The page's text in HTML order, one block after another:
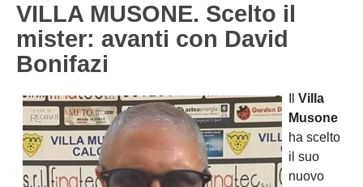
VILLA MUSONE. Scelto il
mister: avanti con David
Bonifazi
Villa
Musone
ha scelto
il suo
nuovo